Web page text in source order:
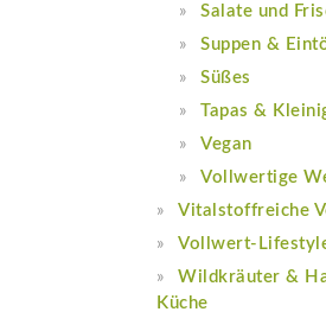
Salate und
Suppen &
Süßes
Tapas &
Vegan
Vollwertige
Vitalstoffreiche
Vollwert-
Wildkräuter &
Küche